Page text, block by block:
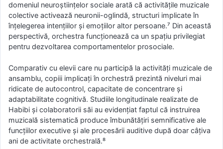
domeniul neuroștiințelor sociale arată că activitățile muzicale
colective activează neuronii-oglindă, structuri implicate în
înțelegerea intențiilor și emoțiilor altor persoane.⁷ Din această
perspectivă, orchestra funcționează ca un spațiu privilegiat
pentru dezvoltarea comportamentelor prosociale.
Comparativ cu elevii care nu participă la activități muzicale de
ansamblu, copiii implicați în orchestră prezintă niveluri mai
ridicate de autocontrol, capacitate de concentrare și
adaptabilitate cognitivă. Studiile longitudinale realizate de
Habibi și colaboratorii săi au evidențiat faptul că instruirea
muzicală sistematică produce îmbunătățiri semnificative ale
funcțiilor executive și ale procesării auditive după doar câțiva
ani de activitate orchestrală.⁸